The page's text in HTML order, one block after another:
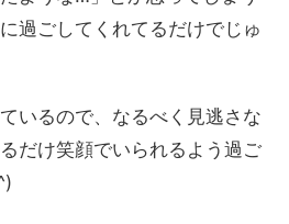
過ごしてくれてるだけでじゅ
いるので、なるべく見逃さな
だけ笑顔でいられるよう過ご